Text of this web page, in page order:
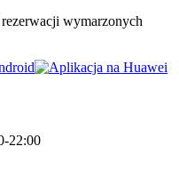
wymarzonych
22:00